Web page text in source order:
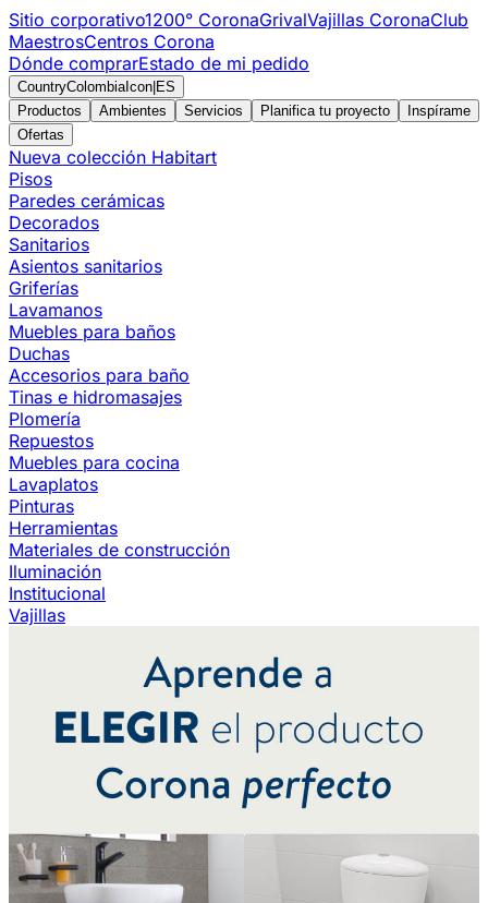
Sitio corporativo1200° CoronaGrivalVajillas CoronaClub
MaestrosCentros Corona
Dónde comprarEstado de mi pedido
CountryColombiaIcon ES
Productos
Ambientes Servicios Planifica tu proyecto
Inspírame
Ofertas
Nueva colección Habitart
Pisos
Paredes cerámicas
Decorados
Sanitarios
Asientos sanitarios
Griferías
Lavamanos
Muebles para baños
Duchas
Accesorios para baño
Tinas e hidromasajes
Plomería
Repuestos
Muebles para cocina
Lavaplatos
Pinturas
Herramientas
Materiales de construcción
Iluminación
Institucional
Vajillas